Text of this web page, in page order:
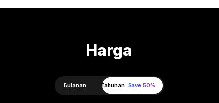
Harga
Bulanan Tahunan Save 50%